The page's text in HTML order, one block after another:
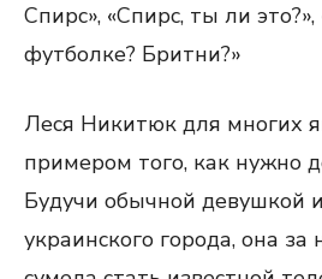
Спирс», «Спирс, ты ли
футболке? Бритни?»
Леся Никитюк для многих
примером того, как нужно
Будучи обычной девушкой
украинского города, она за